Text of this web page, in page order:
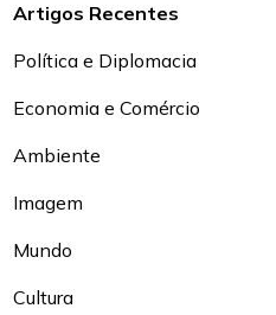
Artigos Recentes
Política e Diplomacia
Economia e Comércio
Ambiente
Imagem
Mundo
Cultura